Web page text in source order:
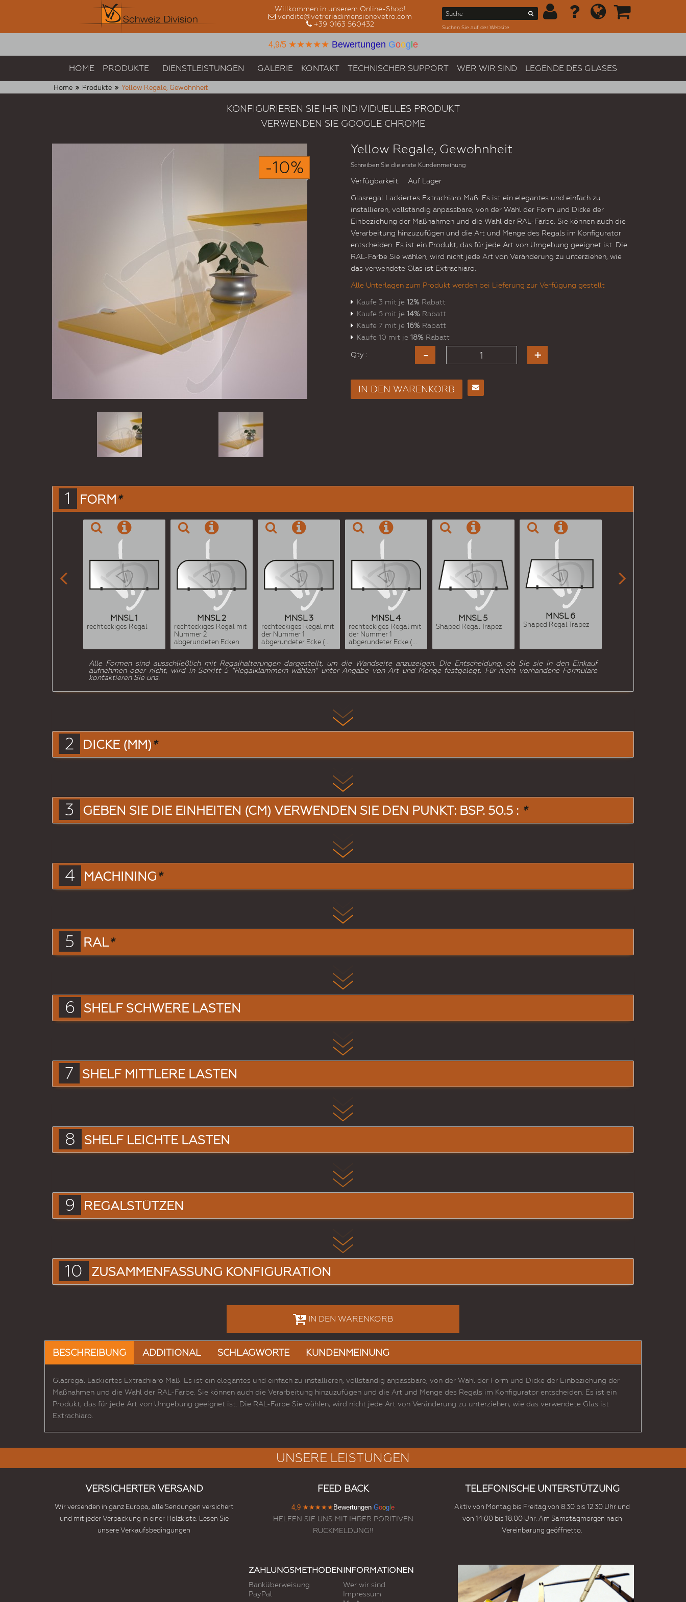
Willkommen in unserem Online-Shop!
vendite@vetreriadimensionevetro.com
+39 0163 560432
Suchen Sie auf der Website
4,9/5 ★★★★★ Bewertungen Goog e
HOME PRODUKTE DIENSTLEISTUNGEN GALERIE KONTAKT TECHNISCHER SUPPORT WER WIR SIND LEGENDE DES GLASES
Home Produkte Yellow Regale, Gewohnheit
KONFIGURIEREN SIE IHR INDIVIDUELLES PRODUKT
VERWENDEN SIE GOOGLE CHROME
-10%
Yellow Regale, Gewohnheit
Schreiben Sie die erste Kundenmeinung
Verfügbarkeit: Auf Lager
Glasregal Lackiertes Extrachiaro Maß. Es ist ein elegantes und einfach zu
installieren, vollständig anpassbare, von der Wahl der Form und Dicke der
Einbeziehung der Maßnahmen und die Wahl der RAL-Farbe. Sie können auch die
Verarbeitung hinzuzufügen und die Art und Menge des Regals im Konfigurator
entscheiden. Es ist ein Produkt, das für jede Art von Umgebung geeignet ist. Die
RAL-Farbe Sie wählen, wird nicht jede Art von Veränderung zu unterziehen, wie
das verwendete Glas ist Extrachiaro.
Alle Unterlagen zum Produkt werden bei Lieferung zur Verfügung gestellt
Kaufe 3 mit je 12% Rabatt
Kaufe 5 mit je 14% Rabatt
Kaufe 7 mit je 16% Rabatt
Kaufe 10 mit je 18% Rabatt
Qty :
IN DEN WARENKORB
1 FORM*
MNSL 1
rechteckiges Regal
MNSL 2
rechteckiges Regal mit
Nummer 2
abgerundeten Ecken
MNSL 3
rechteckiges Regal mit
der Nummer 1
abgerundeter Ecke (...
MNSL 4
rechteckiges Regal mit
der Nummer 1
abgerundeter Ecke (...
MNSL 5
Shaped Regal Trapez
MNSL 6
Shaped Regal Trapez
 
Alle Formen sind ausschließlich mit Regalhalterungen dargestellt, um die Wandseite anzuzeigen. Die Entscheidung, ob Sie sie in den Einkauf
aufnehmen oder nicht, wird in Schritt 5 "Regalklammern wählen" unter Angabe von Art und Menge festgelegt. Für nicht vorhandene Formulare
kontaktieren Sie uns.
2 DICKE (MM)*
3 GEBEN SIE DIE EINHEITEN (CM) VERWENDEN SIE DEN PUNKT: BSP. 50.5 : *
4 MACHINING*
5 RAL*
6 SHELF SCHWERE LASTEN
7 SHELF MITTLERE LASTEN
8 SHELF LEICHTE LASTEN
9 REGALSTÜTZEN
10 ZUSAMMENFASSUNG KONFIGURATION
IN DEN WARENKORB
BESCHREIBUNG ADDITIONAL SCHLAGWORTE KUNDENMEINUNG
Glasregal Lackiertes Extrachiaro Maß. Es ist ein elegantes und einfach zu installieren, vollständig anpassbare, von der Wahl der Form und Dicke der Einbeziehung der
Maßnahmen und die Wahl der RAL-Farbe. Sie können auch die Verarbeitung hinzuzufügen und die Art und Menge des Regals im Konfigurator entscheiden. Es ist ein
Produkt, das für jede Art von Umgebung geeignet ist. Die RAL-Farbe Sie wählen, wird nicht jede Art von Veränderung zu unterziehen, wie das verwendete Glas ist
Extrachiaro.
UNSERE LEISTUNGEN
VERSICHERTER VERSAND
Wir versenden in ganz Europa, alle Sendungen versichert
und mit jeder Verpackung in einer Holzkiste. Lesen Sie
unsere Verkaufsbedingungen
FEED BACK
4,9 ★★★★★ Bewertungen Goog e
HELFEN SIE UNS MIT IHRER PORITIVEN
RUCKMELDUNG!!
TELEFONISCHE UNTERSTÜTZUNG
Aktiv von Montag bis Freitag von 8.30 bis 12.30 Uhr und
von 14.00 bis 18.00 Uhr. Am Samstagmorgen nach
Vereinbarung geöffnetto.
ZAHLUNGSMETHODEN
Banküberweisung
PayPal
INFORMATIONEN
Wer wir sind
Impressum